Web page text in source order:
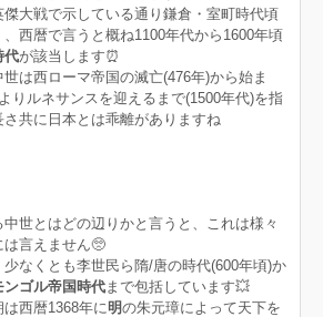
傑大戦で示している通り鎌倉・室町時代頃
西暦で言うと概ね1100年代から1600年頃
代が該当します⏰
は西ローマ帝国の滅亡(476年)から始ま
りルネサンスを迎えるまで(1500年代)を指
共に日本とは乖離がありますね
世とはどの辺りかと言うと、これは様々
は言えません🥺
少なくとも李世民ら隋/唐の時代(600年頃)か
ンゴル帝国時代まで包括しています💥
西暦1368年に明の朱元璋によって天下を